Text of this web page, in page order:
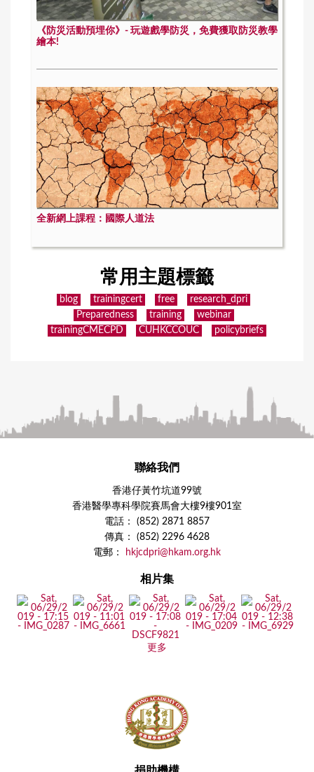
《防災活動預埋你》- 玩遊戲學防災，免費獲取防災教學
繪本!
全新網上課程：國際人道法
常用主題標籤
blog trainingcert free
research_dpri
Preparedness
training
webinar
trainingCMECPD
CUHKCCOUC policybriefs
聯絡我們
香港仔黃竹坑道99號
香港醫學專科學院賽馬會大樓9樓901室
電話： (852) 2871 8857
傳真： (852) 2296 4628
電郵：
hkjcdpri@hkam.org.hk
相片集
更多